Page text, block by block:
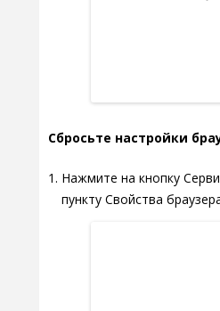
Сбросьте настройки
Нажмите на кнопку
пункту Свойства